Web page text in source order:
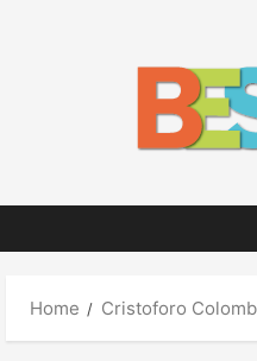
Home Cristoforo